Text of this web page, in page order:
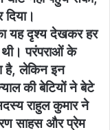
का यह दृश्य देखकर हर
परंपराओं के
है, लेकिन इन
की बेटियों ने बेटे
राहुल कुमार ने
साहस और प्रेम